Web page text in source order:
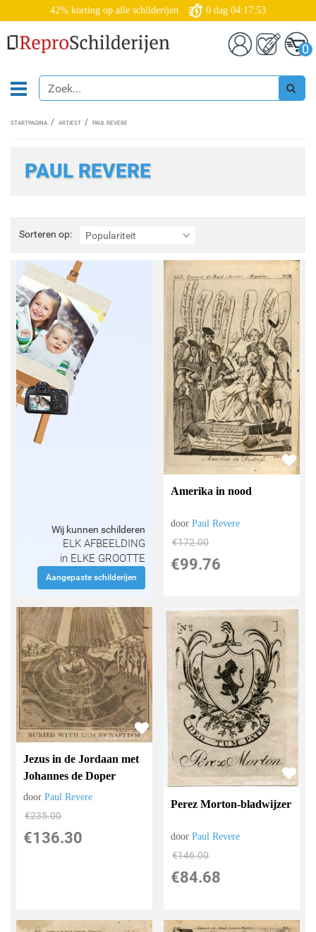
42% korting op alle schilderijen 0 dag 04:17:52
0
STARTPAGINA ARTIEST PAUL REVERE
PAUL REVERE
Sorteren op: Populariteit
Sorteren
op:
Wij kunnen schilderen
ELK AFBEELDING
in ELKE GROOTTE
Aangepaste schilderijen
Amerika in nood
doorPaul Revere
€172.00
€99.76
Jezus in de Jordaan met
Johannes de Doper
doorPaul Revere
€235.00
€136.30
Perez Morton-bladwijzer
doorPaul Revere
€146.00
€84.68